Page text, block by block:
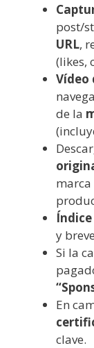
post/
URL,
(likes,
Vídeo
de la
marca
y
Si la
En
clave.